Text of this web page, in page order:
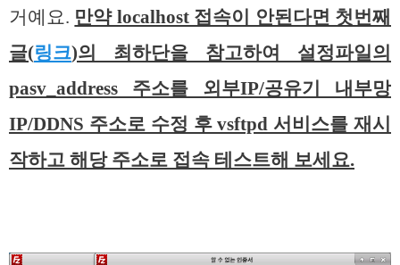
거예요. 만약 localhost 접속이 안된다면 첫번째
글(링크)의 최하단을 참고하여 설정파일의
pasv_address 주소를 외부IP/공유기 내부망
IP/DDNS 주소로 수정 후 vsftpd 서비스를 재시
작하고 해당 주소로 접속 테스트해 보세요.